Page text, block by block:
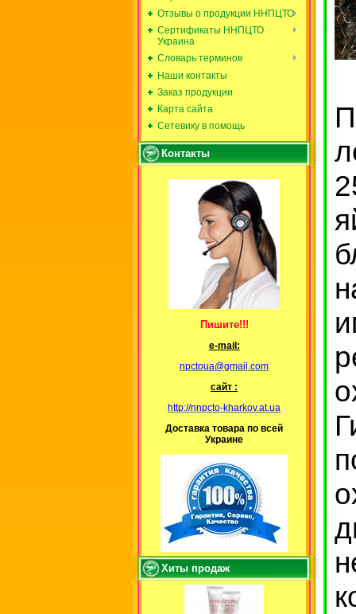
Отзывы о продукции ННПЦТО
Сертификаты ННПЦТО
Украина
Словарь терминов
Наши контакты
Заказ продукции
Карта сайта
Сетевику в помощь
Контакты
Пишите!!!
е-mail:
npctoua@gmail.com
сайт :
http://nnpcto-kharkov.at.ua
Доставка товара по всей
Украине
Хиты продаж